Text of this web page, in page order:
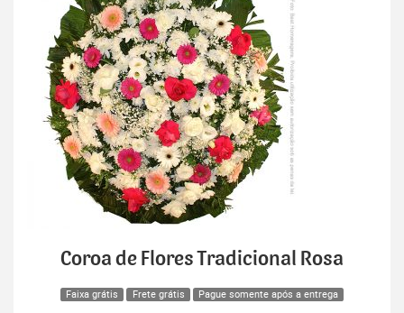
Coroa de Flores Tradicional Rosa
Faixa grátis Frete grátis Pague somente após a entrega